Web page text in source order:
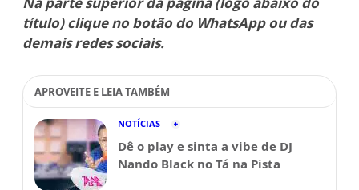
título) clique no botão do WhatsApp ou das
demais redes sociais.
APROVEITE E LEIA TAMBÉM
NOTÍCIAS
Dê o play e sinta a vibe de DJ
Nando Black no Tá na Pista